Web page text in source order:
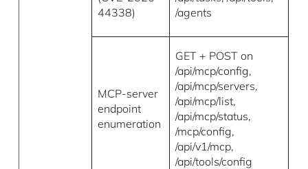
44338)
/agents
MCP-server
endpoint
enumeration
GET + POST on
/api/mcp/config,
/api/mcp/servers,
/api/mcp/list,
/api/mcp/status,
/mcp/config,
/api/v1/mcp,
/api/tools/config